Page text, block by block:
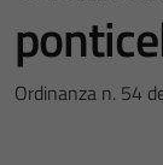
Ordinanza n. 54